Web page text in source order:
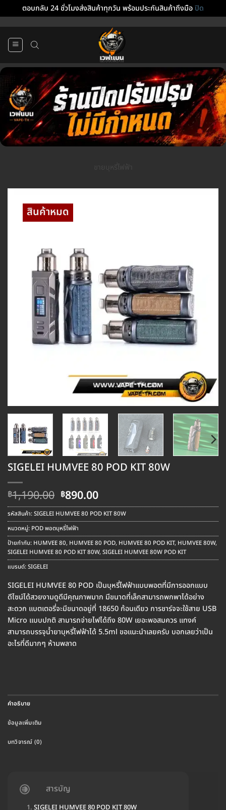
ตอบกลับ 24 ชั่วโมงส่งสินค้าทุกวัน พร้อมประกันสินค้าถึงมือปิด
SIGELEI HUMVEE 80 POD KIT 80W
฿1,190.00 Original
price
was:
฿1,190.00.
฿890.00Current
price
is:
฿890.00.
รหัสสินค้า:SIGELEI HUMVEE 80 POD KIT 80W
หมวดหมู่: POD พอตบุหรี่ไฟฟ้า
ป้ายกำกับ: HUMVEE 80, HUMVEE 80 POD, HUMVEE 80 POD KIT, HUMVEE 80W,
SIGELEI HUMVEE 80 POD KIT 80W, SIGELEI HUMVEE 80W POD KIT
แบรนด์:SIGELEI
SIGELEI HUMVEE 80 POD เป็นบุหรี่ไฟฟ้าแบบพอตที่มีการออกแบบ
ดีไซน์ได้สวยงามดูดีมีคุณภาพมาก มีขนาดที่เล็กสามารถพกพาได้อย่าง
สะดวก แบตเตอรี่จะมีขนาดอยู่ที่ 18650 ก้อนเดียว การชาร์จจะใช้สาย USB
Micro แบบปกติ สามารถจ่ายไฟได้ถึง 80W เยอะพอสมควร แทงค์
สามารถบรรจุน้ำยาบุหรี่ไฟฟ้าได้ 5.5ml ขอแนะนำเลยครับ บอกเลยว่าเป็น
อะไรที่ดีมากๆ ห้ามพลาด
คำอธิบาย
ข้อมูลเพิ่มเติม
บทวิจารณ์ (0)
สารบัญ
SIGELEI HUMVEE 80 POD KIT 80W